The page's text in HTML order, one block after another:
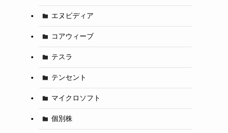
エヌビディア
コアウィーブ
テスラ
テンセント
マイクロソフト
個別株